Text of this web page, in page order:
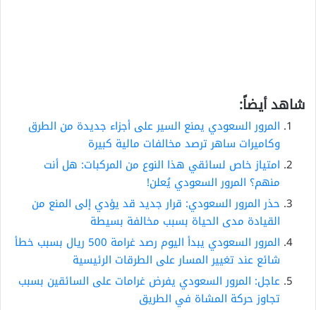
شاهد أيضاً:
المرور السعودي يمنع السير على أجزاء جديدة من الطرق
وكاميرات ساهر ترصد مخالفات مالية كبيرة
امتياز خاص لسائقي هذا النوع من المركبات: هل أنت
منهم؟ المرور السعودي يُعلن!
حذر المرور السعودي: قرار جديد قد يؤدي إلى المنع من
القيادة مدى الحياة بسبب مخالفة بسيطة
المرور السعودي يبدأ اليوم رصد غرامة 500 ريال بسبب خطأ
شائع عند تغيير المسار على الطرقات الرئيسية
عاجل: المرور السعودي يفرض غرامات على السائقين بسبب
تجاوز حركة المشاة في الطريق